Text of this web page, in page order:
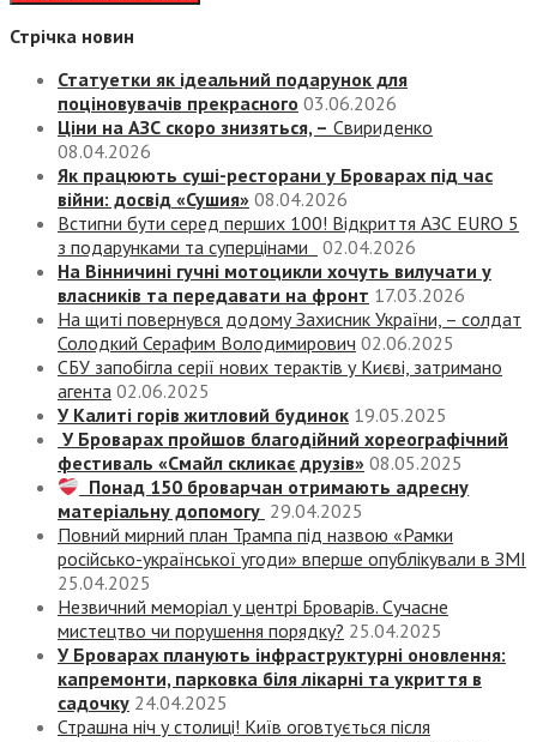
Стрічка новин
Статуетки як ідеальний подарунок для
поціновувачів прекрасного 03.06.2026
Ціни на АЗС скоро знизяться, – Свириденко
08.04.2026
Як працюють суші-ресторани у Броварах під час
війни: досвід «Сушия» 08.04.2026
Встигни бути серед перших 100! Відкриття АЗС EURO 5
з подарунками та суперцінами
02.04.2026
На Вінничині гучні мотоцикли хочуть вилучати у
власників та передавати на фронт 17.03.2026
На щиті повернувся додому Захисник України, – солдат
Солодкий Серафим Володимирович 02.06.2025
СБУ запобігла серії нових терактів у Києві, затримано
агента 02.06.2025
У Калиті горів житловий будинок 19.05.2025
У Броварах пройшов благодійний хореографічний
фестиваль «Смайл скликає друзів» 08.05.2025
Понад 150 броварчан отримають адресну
матеріальну допомогу 29.04.2025
Повний мирний план Трампа під назвою «‎Рамки
російсько-української угоди» вперше опублікували в ЗМІ
25.04.2025
Незвичний меморіал у центрі Броварів. Сучасне
мистецтво чи порушення порядку? 25.04.2025
У Броварах планують інфраструктурні оновлення:
капремонти, парковка біля лікарні та укриття в
садочку 24.04.2025
Страшна ніч у столиці! Київ оговтується після